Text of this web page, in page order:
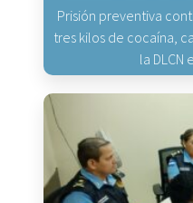
Prisión preventiva
tres kilos de cocaína,
la DLCN